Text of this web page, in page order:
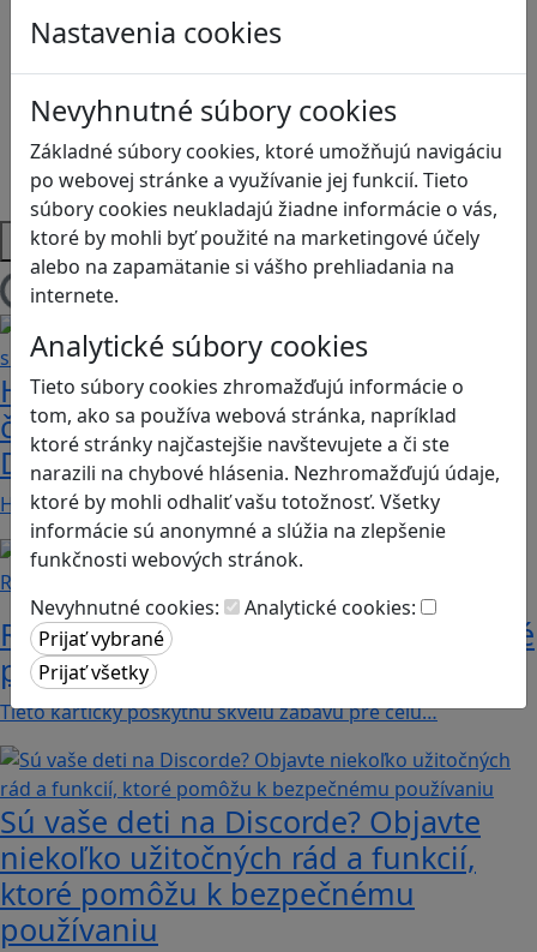
Nastavenia cookies
Nevyhnutné súbory cookies
Základné súbory cookies, ktoré umožňujú navigáciu
po webovej stránke a využívanie jej funkcií. Tieto
súbory cookies neukladajú žiadne informácie o vás,
ktoré by mohli byť použité na marketingové účely
alebo na zapamätanie si vášho prehliadania na
internete.
Analytické súbory cookies
Tieto súbory cookies zhromažďujú informácie o
tom, ako sa používa webová stránka, napríklad
ktoré stránky najčastejšie navštevujete a či ste
narazili na chybové hlásenia. Nezhromažďujú údaje,
ktoré by mohli odhaliť vašu totožnosť. Všetky
informácie sú anonymné a slúžia na zlepšenie
funkčnosti webových stránok.
Nevyhnutné cookies:
Analytické cookies:
Ľudské práva a tolerancia
Motorika a koncentrácia
Programovanie/Technika
Sociálne zručnosti a kooperácia
Strategické myslenie
Zdravie a pohyb
Platformy
Načítam blogy
Heritage Quest AR: Vráťte sa do
časov, keď Rímska ríša siahala až po
Dunaj
Heritage Quest AR je mobilná hra, ktorá ponúka…
Recenzie
Rébusy sú hlavolamy do vrecka, ktoré
potrápia aj logiku
Tieto kartičky poskytnú skvelú zábavu pre celú…
Sú vaše deti na Discorde? Objavte
niekoľko užitočných rád a funkcií,
ktoré pomôžu k bezpečnému
používaniu